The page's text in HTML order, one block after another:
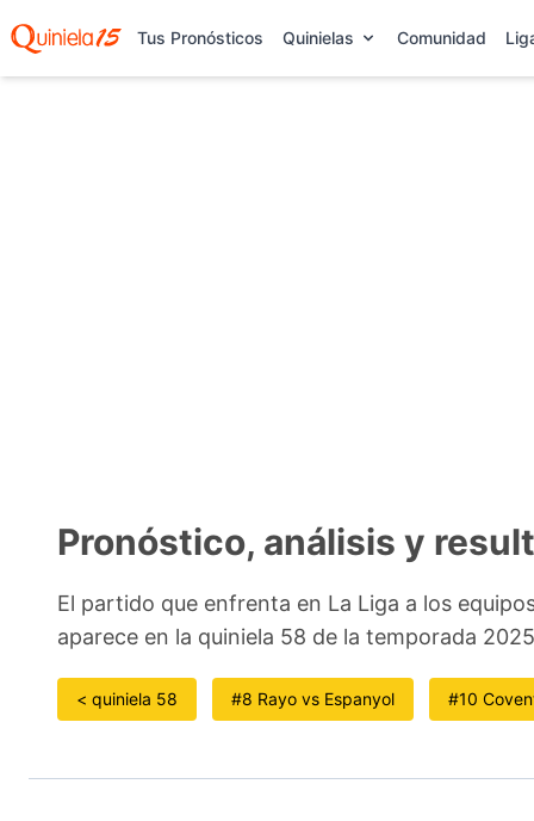
Tus Pronósticos Quinielas Comunidad
Pronóstico, análisis y
El partido que enfrenta en La Liga a los
aparece en la quiniela 58 de la temporada
< quiniela 58 #8 Rayo vs Espanyol #10